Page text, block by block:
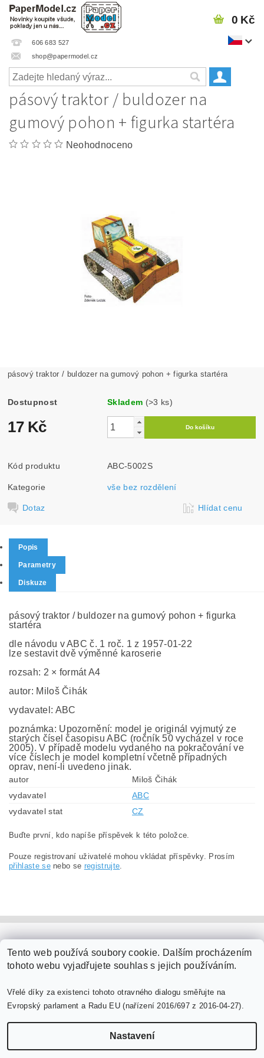
606 683 527
shop@papermodel.cz
0 Kč
pásový traktor / buldozer na
gumový pohon + figurka startéra
Neohodnoceno
pásový traktor / buldozer na gumový pohon + figurka startéra
Dostupnost Skladem (>3 ks)
17 Kč
Kód produktu ABC-5002S
Kategorie vše bez rozdělení
Dotaz Hlídat cenu
Popis
Parametry
Diskuze
pásový traktor / buldozer na gumový pohon + figurka
startéra
dle návodu v ABC č. 1 roč. 1 z 1957-01-22
lze sestavit dvě výměnné karoserie
rozsah: 2 × formát A4
autor: Miloš Čihák
vydavatel: ABC
poznámka: Upozornění: model je originál vyjmutý ze
starých čísel časopisu ABC (ročník 50 vycházel v roce
2005). V případě modelu vydaného na pokračování ve
více číslech je model kompletní včetně případných
oprav, není-li uvedeno jinak.
autor
Miloš Čihák
vydavatel
ABC
vydavatel stat
CZ
Buďte první, kdo napíše příspěvek k této položce.
Pouze registrovaní uživatelé mohou vkládat příspěvky. Prosím
přihlaste senebo se registrujte.
Tento web používá soubory cookie. Dalším procházením
tohoto webu vyjadřujete souhlas s jejich používáním.
Vřelé díky za existenci tohoto otravného dialogu směřujte na
Evropský parlament a Radu EU (nařízení 2016/697 z 2016-04-27).
Nastavení